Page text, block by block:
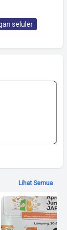
seluler
Lihat Semua